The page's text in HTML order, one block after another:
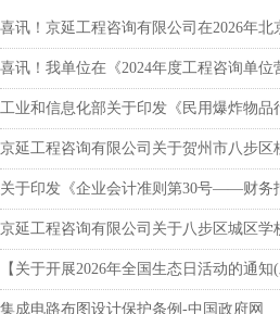
关于印发《企业会计准则第30号——财务
集成电路布图设计保护条例-中国政府网